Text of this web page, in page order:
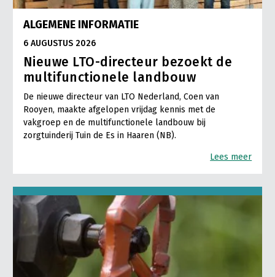
ALGEMENE INFORMATIE
6 AUGUSTUS 2026
Nieuwe LTO-directeur bezoekt de
multifunctionele landbouw
De nieuwe directeur van LTO Nederland, Coen van
Rooyen, maakte afgelopen vrijdag kennis met de
vakgroep en de multifunctionele landbouw bij
zorgtuinderij Tuin de Es in Haaren (NB).
Lees meer